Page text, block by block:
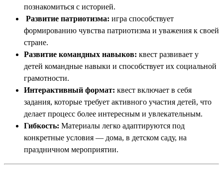
познакомиться с историей.
Развитие патриотизма: игра способствует
формированию чувства патриотизма и уважения к своей
стране.
Развитие командных навыков: квест развивает у
детей командные навыки и способствует их социальной
грамотности.
Интерактивный формат: квест включает в себя
задания, которые требует активного участия детей, что
делает процесс более интересным и увлекательным.
Гибкость: Материалы легко адаптируются под
конкретные условия — дома, в детском саду, на
праздничном мероприятии.